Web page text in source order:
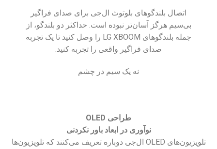
اتصال بلندگوهای بلوتوث ال‌جی برای صدای فراگیر
بی‌سیم هرگز آسان‌تر نبوده است. حداکثر دو بلندگو، از
جمله بلندگوهای LG XBOOM را وصل کنید تا یک تجربه
صدای فراگیر واقعی را تجربه کنید.
نه یک سیم در چشم
طراحی OLED
نوآوری در ابعاد باور نکردنی
تلویزیون‌های OLED ال‌جی دوباره تعریف می‌کنند که تلویزیون‌ها